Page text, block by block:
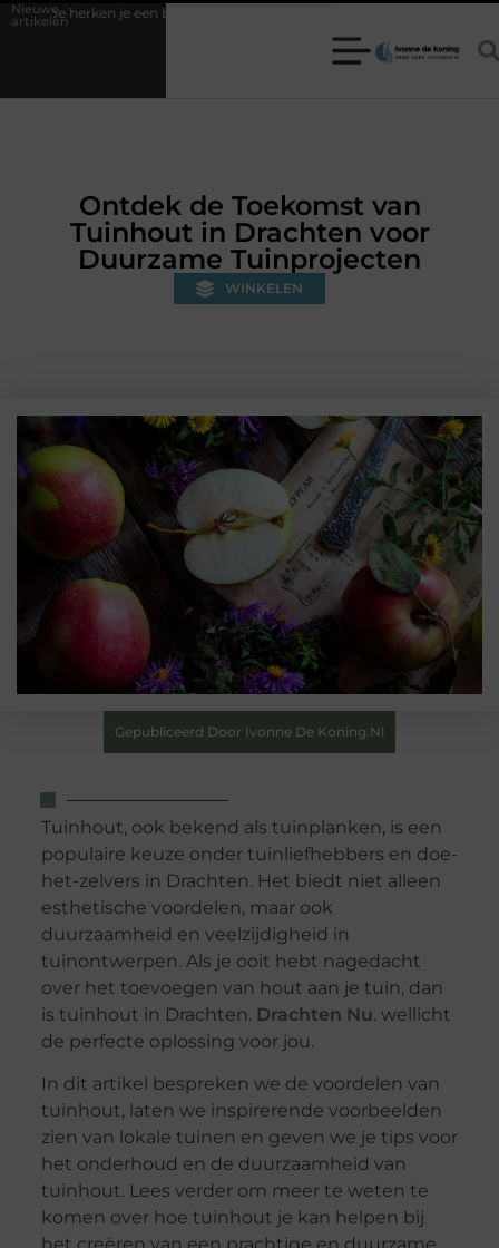
Nieuwe
artikelen slotenmaker in Baarn en voorkom je onnodige kosten?
Ontdek de Toekomst van
Tuinhout in Drachten voor
Duurzame Tuinprojecten
WINKELEN
Gepubliceerd Door Ivonne De Koning.nl
Tuinhout, ook bekend als tuinplanken, is een
populaire keuze onder tuinliefhebbers en doe-
het-zelvers in Drachten. Het biedt niet alleen
esthetische voordelen, maar ook
duurzaamheid en veelzijdigheid in
tuinontwerpen. Als je ooit hebt nagedacht
over het toevoegen van hout aan je tuin, dan
is tuinhout in Drachten. Drachten Nu. wellicht
de perfecte oplossing voor jou.
In dit artikel bespreken we de voordelen van
tuinhout, laten we inspirerende voorbeelden
zien van lokale tuinen en geven we je tips voor
het onderhoud en de duurzaamheid van
tuinhout. Lees verder om meer te weten te
komen over hoe tuinhout je kan helpen bij